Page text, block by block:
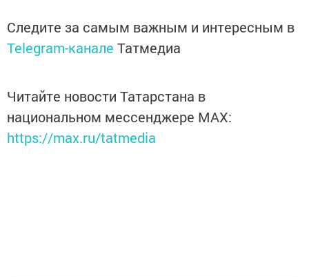
Следите за самым важным и интересным в
Telegram-канале Татмедиа
Читайте новости Татарстана в
национальном мессенджере MАХ:
https://max.ru/tatmedia